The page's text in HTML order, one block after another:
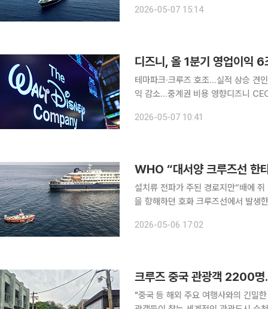
다우스’는 서아프리카 카보베르데 인
2026-05-07 15:14
디즈니, 올 1분기 영업이
테마파크·크루즈 호조…실적 상승 견
익 감소…중계권 비용 영향디즈니 CEO “디즈니+,
시간) CNBC에 따르면 디즈니의 올 1
2026-05-07 10:41
WHO “대서양 크루즈선 한
설치류 전파가 주된 경로지만“배에
을 항해하던 호화 크루즈선에서 발생
국장은 브리핑에서 “매우 밀접 접촉
2026-05-06 17:02
크루즈 중국 관광객 2200명
"중국 등 해외 주요 여행사와의 긴밀